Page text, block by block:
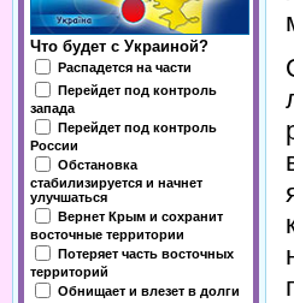
Что будет с Украиной?
Распадется на части
Перейдет под контроль
запада
Перейдет под контроль
России
Обстановка
стабилизируется и начнет
улучшаться
Вернет Крым и сохранит
восточные территории
Потеряет часть восточных
территорий
Обнищает и влезет в долги